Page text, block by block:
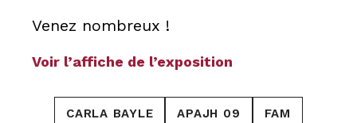
Venez nombreux !
Voir l’affiche de l’exposition
CARLA BAYLE APAJH 09 FAM